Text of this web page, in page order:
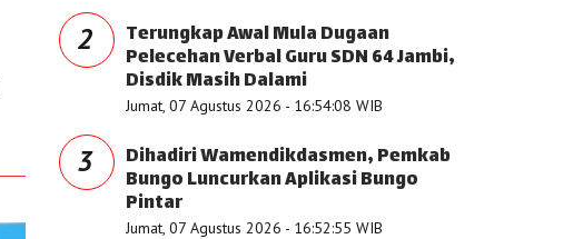
2 Terungkap Awal Mula Dugaan
Pelecehan Verbal Guru SDN 64 Jambi,
Disdik Masih Dalami
Jumat, 07 Agustus 2026 - 16:54:08 WIB
3 Dihadiri Wamendikdasmen, Pemkab
Bungo Luncurkan Aplikasi Bungo
Pintar
Jumat, 07 Agustus 2026 - 16:52:55 WIB